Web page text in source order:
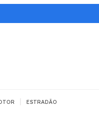
ESTRADÃO